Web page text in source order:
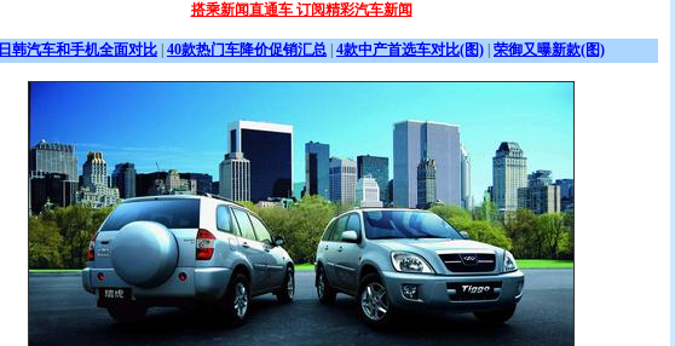
搭乘新闻直通车 订阅精彩汽车新闻
日韩汽车和手机全面对比 40款热门车降价促销汇总 4款中产首选车对比(图) 荣御又曝新款(图)